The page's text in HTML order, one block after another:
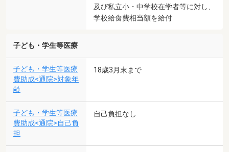
及び私立小・中学校在学者等に対し、
学校給食費相当額を給付
子ども・学生等医療
子ども・学生等医療
費助成<通院>対象年
齢
18歳3月末まで
子ども・学生等医療
費助成<通院>自己負
担
自己負担なし